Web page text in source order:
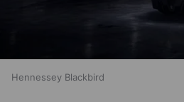
Hennessey Blackbird